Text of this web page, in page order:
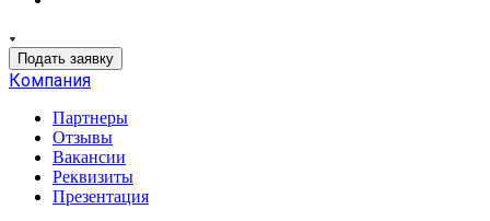
Подать заявку
Компания
Партнеры
Отзывы
Вакансии
Реквизиты
Презентация